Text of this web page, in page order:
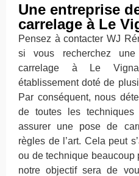
Une entreprise
carrelage à Le
Pensez à contacter WJ
si vous recherchez
carrelage à Le
établissement doté de
Par conséquent, nous
de toutes les
assurer une pose de
règles de l’art. Cela peut
ou de technique beaucoup
notre objectif sera de